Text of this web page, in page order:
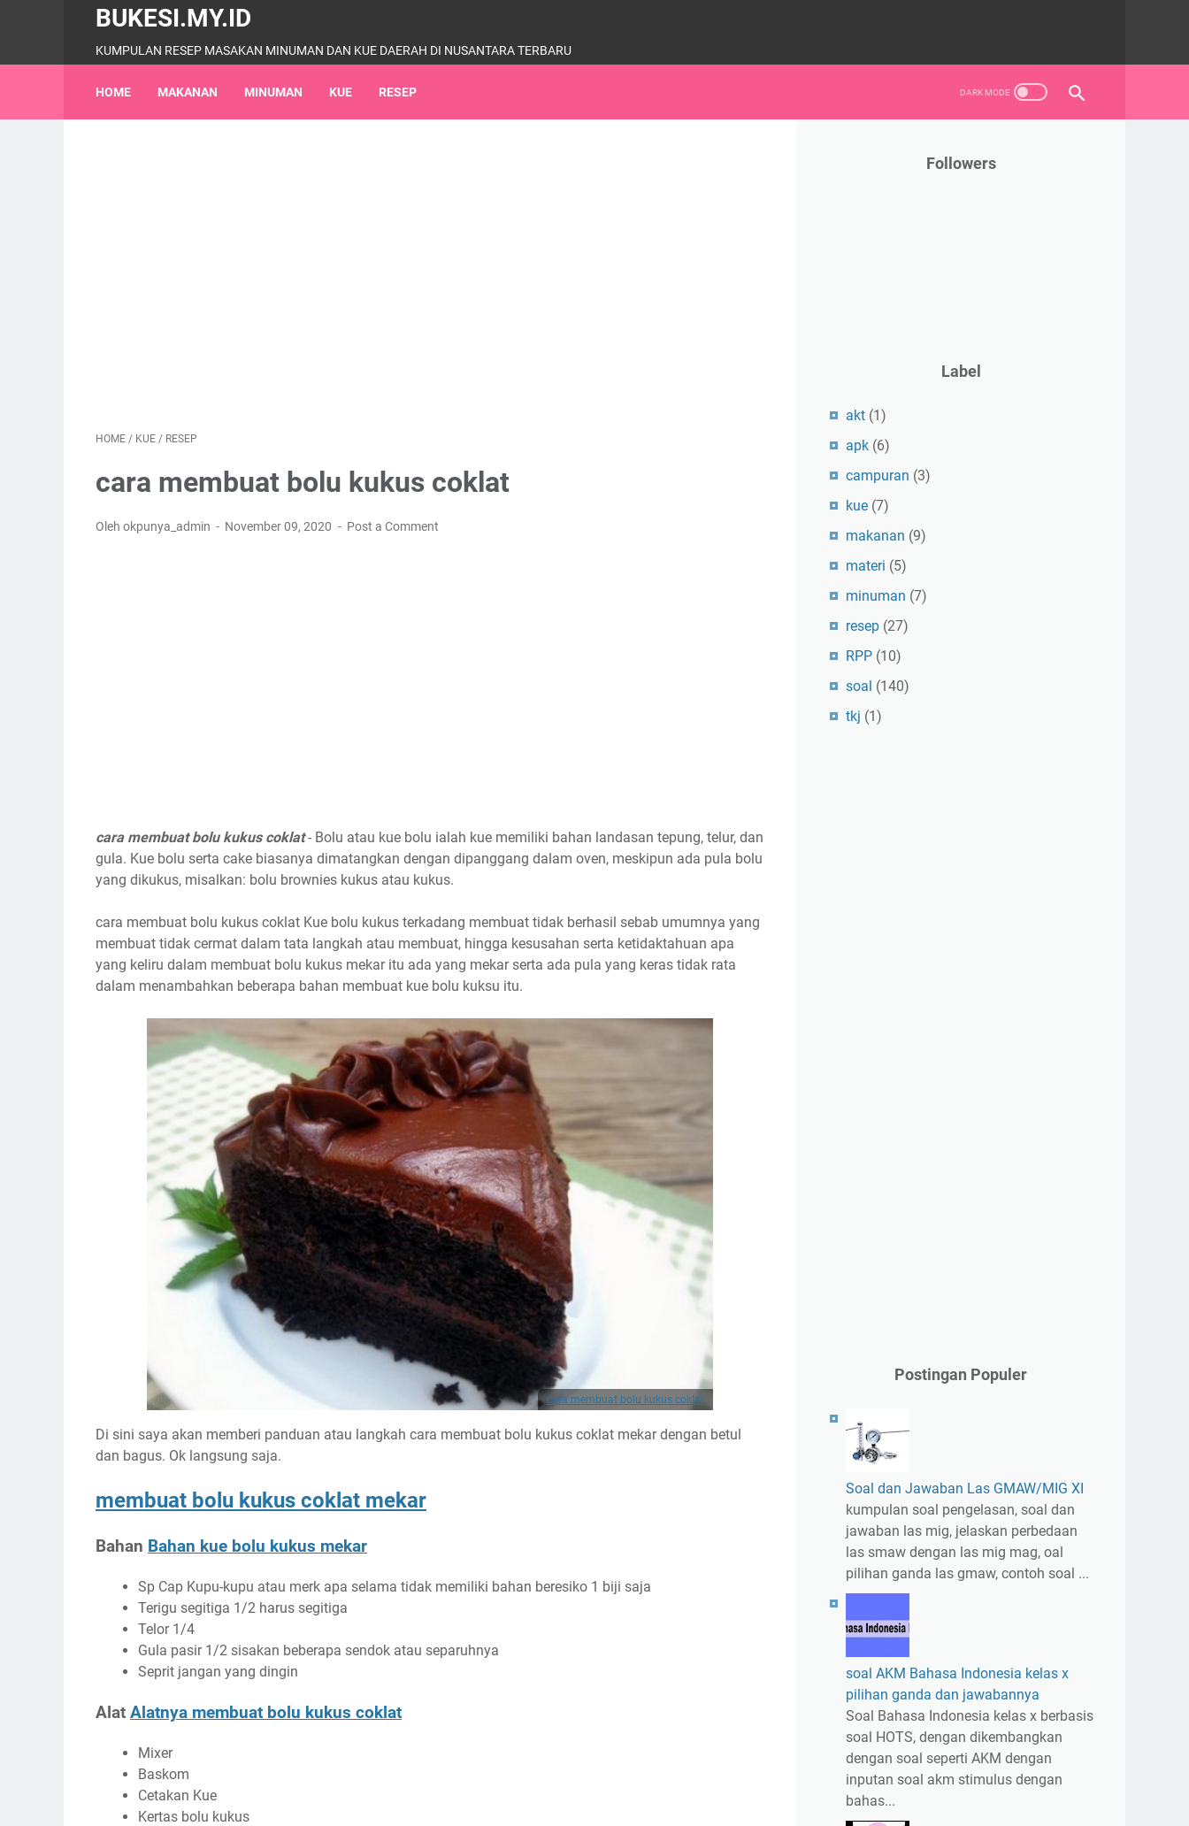
BUKESI.MY.ID
KUMPULAN RESEP MASAKAN MINUMAN DAN KUE DAERAH DI NUSANTARA TERBARU
HOME MAKANAN MINUMAN KUE RESEP
HOME / KUE / RESEP
cara membuat bolu kukus coklat
Oleh okpunya_admin November 09, 2020 Post a Comment
cara membuat bolu kukus coklat- Bolu atau kue bolu ialah kue memiliki bahan landasan tepung, telur, dan
gula. Kue bolu serta cake biasanya dimatangkan dengan dipanggang dalam oven, meskipun ada pula bolu
yang dikukus, misalkan: bolu brownies kukus atau kukus.
cara membuat bolu kukus coklat Kue bolu kukus terkadang membuat tidak berhasil sebab umumnya yang
membuat tidak cermat dalam tata langkah atau membuat, hingga kesusahan serta ketidaktahuan apa
yang keliru dalam membuat bolu kukus mekar itu ada yang mekar serta ada pula yang keras tidak rata
dalam menambahkan beberapa bahan membuat kue bolu kuksu itu.
cara membuat bolu kukus coklat
Di sini saya akan memberi panduan atau langkah cara membuat bolu kukus coklat mekar dengan betul
dan bagus. Ok langsung saja.
membuat bolu kukus coklat mekar
Bahan Bahan kue bolu kukus mekar
Sp Cap Kupu-kupu atau merk apa selama tidak memiliki bahan beresiko 1 biji saja
Terigu segitiga 1/2 harus segitiga
Telor 1/4
Gula pasir 1/2 sisakan beberapa sendok atau separuhnya
Seprit jangan yang dingin
Alat Alatnya membuat bolu kukus coklat
Mixer
Baskom
Cetakan Kue
Kertas bolu kukus
Followers
Label
akt (1)
apk (6)
campuran (3)
kue (7)
makanan (9)
materi (5)
minuman (7)
resep (27)
RPP (10)
soal (140)
tkj (1)
Postingan Populer
Soal dan Jawaban Las GMAW/MIG XI
kumpulan soal pengelasan, soal dan
jawaban las mig, jelaskan perbedaan
las smaw dengan las mig mag, oal
pilihan ganda las gmaw, contoh soal ...
soal AKM Bahasa Indonesia kelas x
pilihan ganda dan jawabannya
Soal Bahasa Indonesia kelas x berbasis
soal HOTS, dengan dikembangkan
dengan soal seperti AKM dengan
inputan soal akm stimulus dengan
bahas...